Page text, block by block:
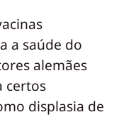
a saúde do
alemães
certos
displasia de